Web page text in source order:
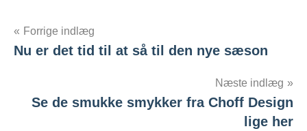
Indlægsnavigation
Forrige indlæg
Nu er det tid til at så til den nye sæson
Næste indlæg
Se de smukke smykker fra Choff Design
lige her